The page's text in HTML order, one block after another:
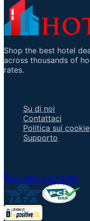
Shop the best hotel
across thousands of
rates.
Su di noi
Contattaci
Politica sui cookie
Supporto
+1 858-222-4037